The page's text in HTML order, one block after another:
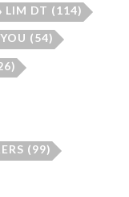
LIM DT (114)
(54)
(99)